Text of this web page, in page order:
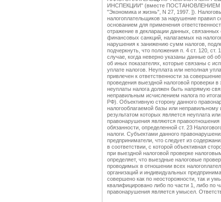
ИНСПЕКЦИИ" (вместе ПОСТАНОВЛЕНИЕМ
"Экономика и жизнь", N 27, 1997. ]).
налогоплательщиков за нарушение правил
основанием для применения
отражение в декларации данных,
финансовых санкций, налагаемых на
нарушения к занижению сумм налогов,
подчеркнуть, что положения п. 4 ст. 120,
случае, когда неверно указаны данные об
об иных показателях, которые связаны с
уплате налогов. Неуплата или неполная
привлечен к ответственности за
проведения выездной налоговой проверки
неуплаты налога должен быть напрямую
неправильным исчислением налога по
РФ). Объективную сторону данного
налогооблагаемой базы или неправильному
результатом которых является неуплата
правонарушения являются
обязанности, определенной ст. 23
налоги. Субъектами данного
предприниматели, что следует из
в соответствии, с которой объективная
при выездной налоговой проверке
определяет, что выездные налоговые
проводимых в отношении всех
организаций и индивидуальных
совершено как по неосторожности, так и
квалифицировано либо по части 1, либо по
правонарушения является умысел.